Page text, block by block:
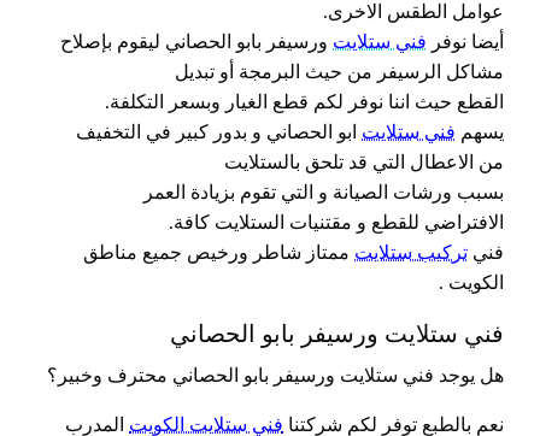
عوامل الطقس الاخرى.
أيضا نوفر فني ستلايت ورسيفر بابو الحصاني ليقوم بإصلاح
مشاكل الرسيفر من حيث البرمجة أو تبديل
القطع حيث اننا نوفر لكم قطع الغيار وبسعر التكلفة.
يسهم فني ستلايت ابو الحصاني و بدور كبير في التخفيف
من الاعطال التي قد تلحق بالستلايت
بسبب ورشات الصيانة و التي تقوم بزيادة العمر
الافتراضي للقطع و مقتنيات الستلايت كافة.
فني تركيب ستلايت ممتاز شاطر ورخيص جميع مناطق
الكويت .
فني ستلايت ورسيفر بابو الحصاني
هل يوجد فني ستلايت ورسيفر بابو الحصاني محترف وخبير؟
نعم بالطبع توفر لكم شركتنا فني ستلايت الكويت المدرب